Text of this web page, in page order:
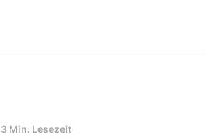
Min. Lesezeit